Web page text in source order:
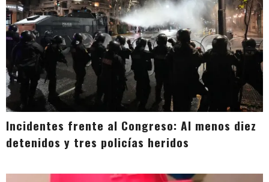
Incidentes frente al Congreso: Al menos diez
detenidos y tres policías heridos